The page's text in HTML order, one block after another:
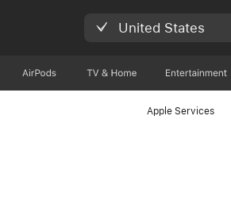
United States
AirPods TV & Home Entertainment
Apple Services